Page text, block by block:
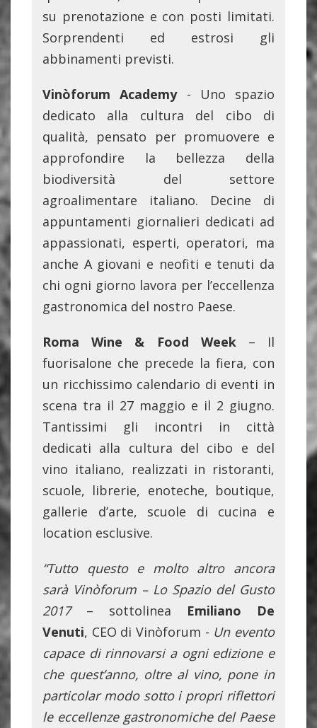
su prenotazione e con posti limitati.
Sorprendenti ed estrosi gli
abbinamenti previsti.
Vinòforum Academy- Uno spazio
dedicato alla cultura del cibo di
qualità, pensato per promuovere e
approfondire la bellezza della
biodiversità del settore
agroalimentare italiano. Decine di
appuntamenti giornalieri dedicati ad
appassionati, esperti, operatori, ma
anche A giovani e neofiti e tenuti da
chi ogni giorno lavora per l’eccellenza
gastronomica del nostro Paese.
Roma Wine & Food Week– Il
fuorisalone che precede la fiera, con
un ricchissimo calendario di eventi in
scena tra il 27 maggio e il 2 giugno.
Tantissimi gli incontri in città
dedicati alla cultura del cibo e del
vino italiano, realizzati in ristoranti,
scuole, librerie, enoteche, boutique,
gallerie d’arte, scuole di cucina e
location esclusive.
“Tutto questo e molto altro ancora
sarà Vinòforum – Lo Spazio del Gusto
2017– sottolinea Emiliano De
Venuti, CEO di Vinòforum - Un evento
capace di rinnovarsi a ogni edizione e
che quest’anno, oltre al vino, pone in
particolar modo sotto i propri riflettori
le eccellenze gastronomiche del Paese